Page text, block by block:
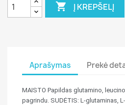
 Į KREPŠELĮ
Aprašymas Prekė
MAISTO Papildas glutamino,
pagrindu. SUDĖTIS: L-glutaminas,